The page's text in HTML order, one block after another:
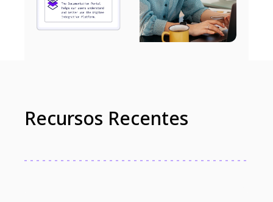
Recursos Recentes